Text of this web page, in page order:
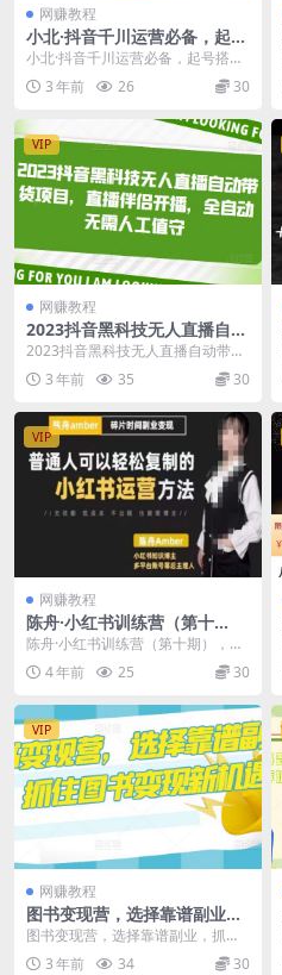
网赚教程
小北·抖音千川运营必备，起号
搭建计划，增长期搭建计划，
2023千川实操课！
小北·抖音千川运营必备，起号搭建
计划，增长期搭建计划，2023千川
实操课！ 适合...
3 年前 26 30
VIP
网赚教程
2023抖音黑科技无人直播自动
带货项目，直播伴侣开播，全
自动无需人工值守
2023抖音黑科技无人直播自动带货
项目，直播伴侣开播，全自动无需
人工值守 设备要...
3 年前 35 30
VIP
网赚教程
陈舟·小红书训练营（第十
期），普通人可以轻松复制的
陈舟·小红书训练营（第十期），普
通人可以轻松复制的小红书运营方
法 无技能，低成本...
4 年前 25 30
VIP
网赚教程
图书变现营，选择靠谱副业，
抓住图书变现新机遇
图书变现营，选择靠谱副业，抓住
图书变现新机遇 课程目录： 01-图
3 年前 34 30